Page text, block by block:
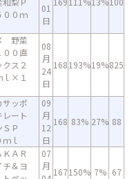
００ｍ
01
日
野菜
００直
ス２
ｌ×１
08
月
24
日
168193%19%825
サッポ
ート
ＳＰ
ｌ
09
月
12
日
168 83% 27% 88
ＡＲ
チ＆ヨ
07
月
167150% 7% 67